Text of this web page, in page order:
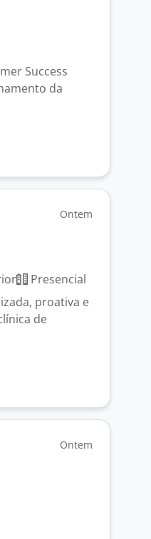
Success
da
Ontem
Presencial
proativa e
de
Ontem